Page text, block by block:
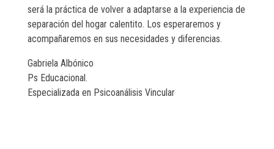
será la práctica de volver a adaptarse a la experiencia de
separación del hogar calentito. Los esperaremos y
acompañaremos en sus necesidades y diferencias.
Gabriela Albónico
Ps Educacional.
Especializada en Psicoanálisis Vincular